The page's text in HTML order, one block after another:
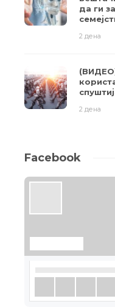
да ги
2 дена
2 дена
Facebook